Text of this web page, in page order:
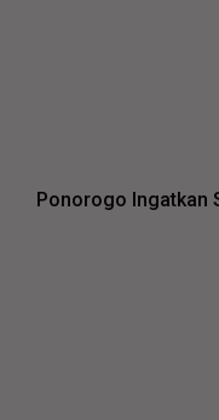
Ponorogo Ingatkan